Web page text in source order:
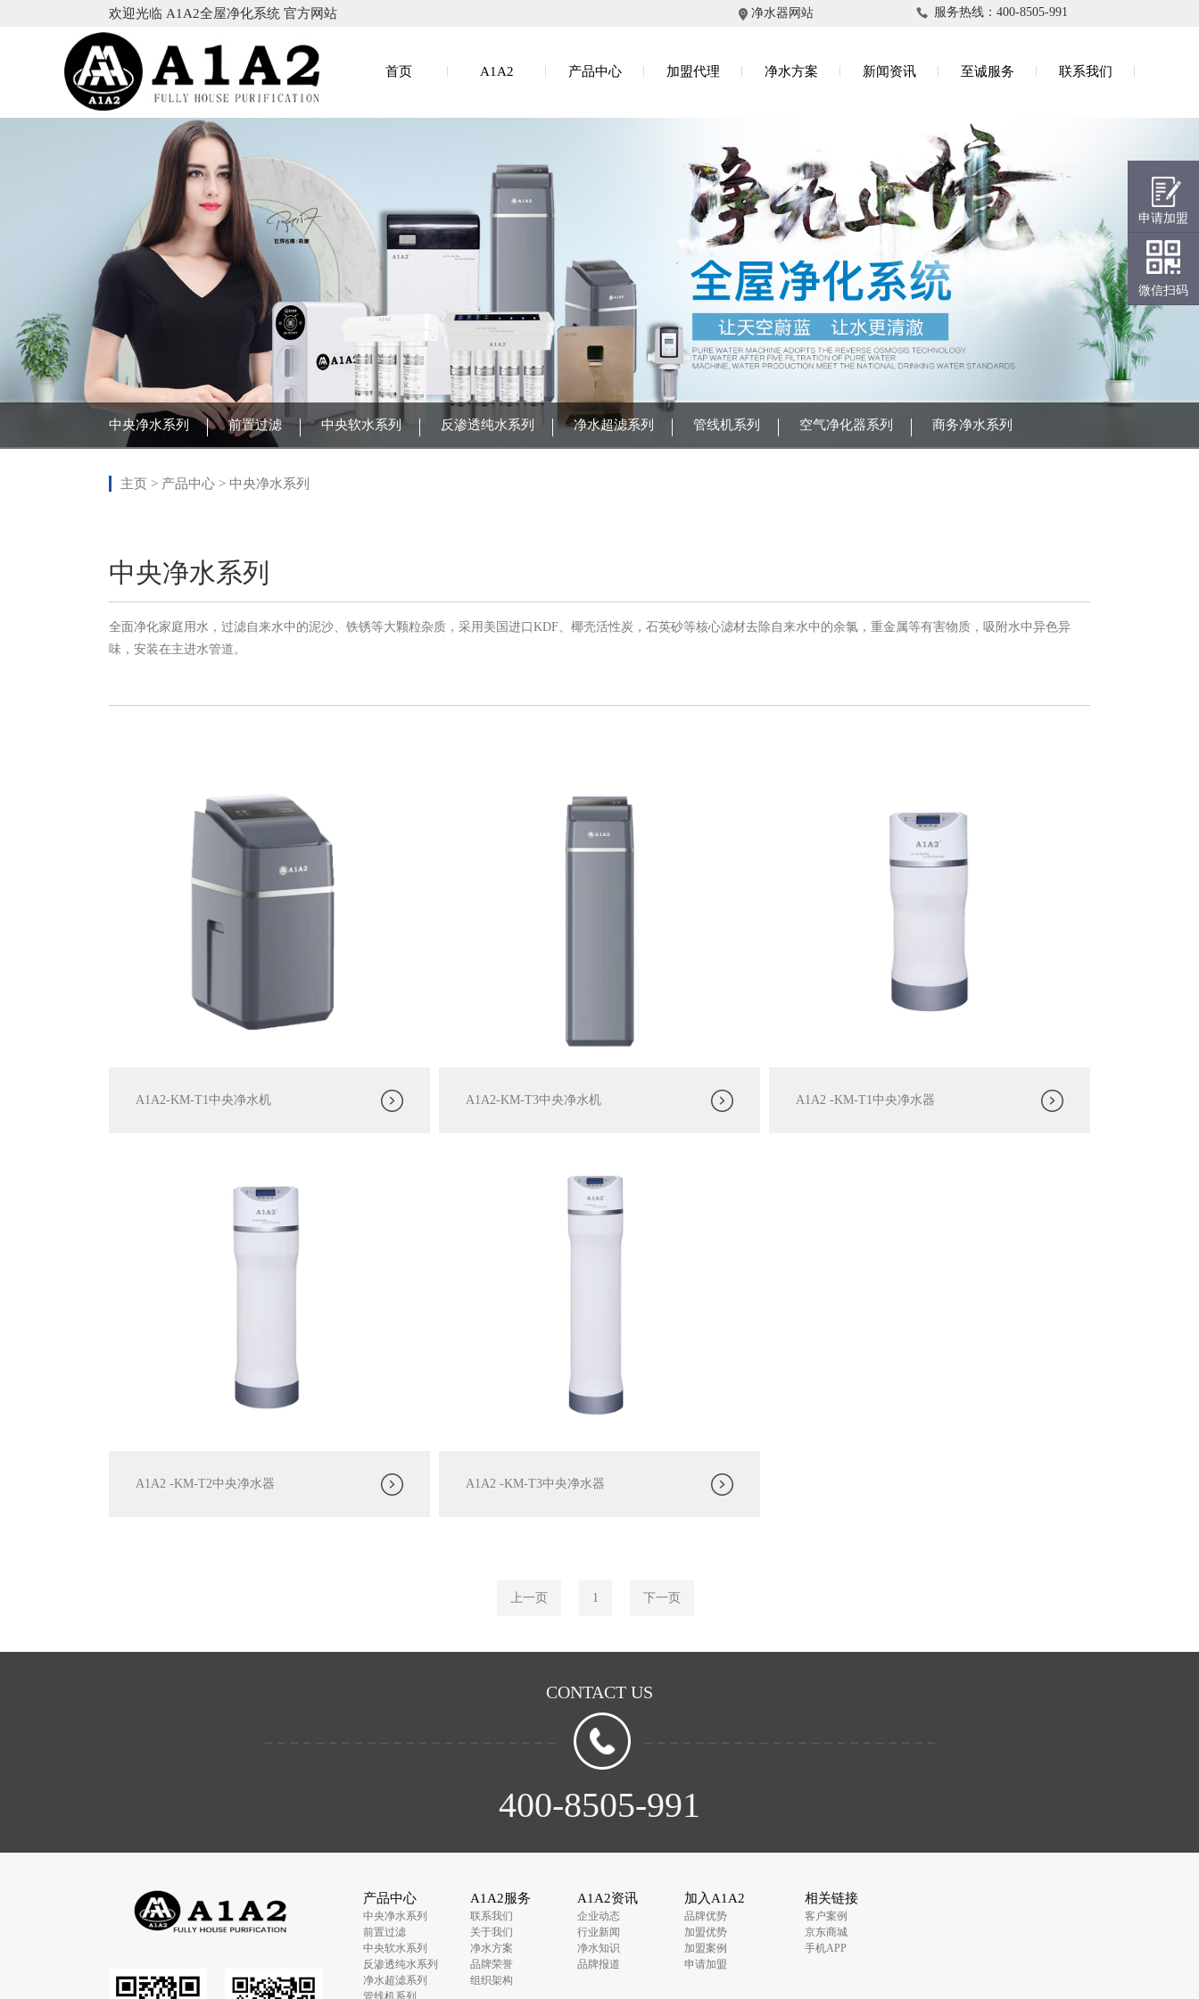
欢迎光临 A1A2全屋净化系统 官方网站 净水器网站 服务热线：400-8505-991
首页 A1A2 产品中心 加盟代理 净水方案 新闻资讯 至诚服务 联系我们
中央净水系列 前置过滤 中央软水系列 反渗透纯水系列 净水超滤系列 管线机系列 空气净化器系列 商务净水系列
主页 > 产品中心 > 中央净水系列
中央净水系列
全面净化家庭用水，过滤自来水中的泥沙、铁锈等大颗粒杂质，采用美国进口KDF、椰壳活性炭，石英砂等核心滤材去除自来水中的余氯，重金属等有害物质，吸附水中异色异
味，安装在主进水管道。
A1A2-KM-T1中央净水机 A1A2-KM-T3中央净水机 A1A2 -KM-T1中央净水器
A1A2 -KM-T2中央净水器 A1A2 -KM-T3中央净水器
上一页 1 下一页
申请加盟
微信扫码
CONTACT US
400-8505-991
产品中心
中央净水系列
前置过滤
中央软水系列
反渗透纯水系列
净水超滤系列
管线机系列
A1A2服务
联系我们
关于我们
净水方案
品牌荣誉
组织架构
A1A2资讯
企业动态
行业新闻
净水知识
品牌报道
加入A1A2
品牌优势
加盟优势
加盟案例
申请加盟
相关链接
客户案例
京东商城
手机APP